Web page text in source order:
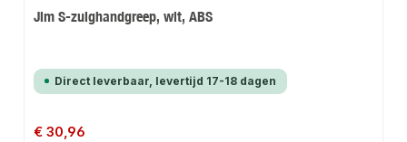
Jim S-zuighandgreep, wit, ABS
Direct leverbaar, levertijd 17-18 dagen
Normale prijs:
€ 30,96